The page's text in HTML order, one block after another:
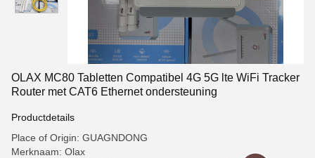
OLAX MC80 Tabletten Compatibel 4G 5G lte WiFi Tracker
Router met CAT6 Ethernet ondersteuning
Productdetails
Place of Origin: GUAGNDONG
Merknaam: Olax